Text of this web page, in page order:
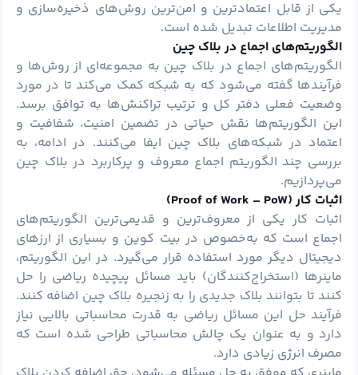
یکی از قابل اعتمادترین و امن‌ترین روش‌های ذخیره‌سازی و
مدیریت اطلاعات تبدیل شده است.
الگوریتم‌های اجماع در بلاک چین
الگوریتم‌های اجماع در بلاک چین به مجموعه‌ای از روش‌ها و
فرآیندها گفته می‌شود که به شبکه کمک می‌کند تا در مورد
وضعیت فعلی دفتر کل و ترتیب تراکنش‌ها به توافق برسد.
این الگوریتم‌ها نقش حیاتی در تضمین امنیت، شفافیت و
اعتماد در شبکه‌های بلاک چین ایفا می‌کنند. در ادامه، به
بررسی چند الگوریتم اجماع معروف و پرکاربرد در بلاک چین
می‌پردازیم.
اثبات کار (Proof of Work – PoW
)
اثبات کار یکی از معروف‌ترین و قدیمی‌ترین الگوریتم‌های
اجماع است که به‌خصوص در بیت کوین و بسیاری از ارزهای
دیجیتال دیگر مورد استفاده قرار می‌گیرد. در این الگوریتم،
ماینرها (استخراج‌کنندگان) باید مسائل پیچیده ریاضی را حل
کنند تا بتوانند بلاک جدیدی را به زنجیره بلاک چین اضافه کنند.
فرآیند حل این مسائل ریاضی به قدرت محاسباتی بالایی نیاز
دارد و به عنوان یک چالش محاسباتی طراحی شده است که
مصرف انرژی زیادی دارد.